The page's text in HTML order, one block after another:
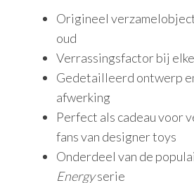
Origineel
oud
Verrassingsfactor bij
Gedetailleerd ontwerp
afwerking
Perfect als cadeau voor
fans van designer toys
Onderdeel van de
Energyserie